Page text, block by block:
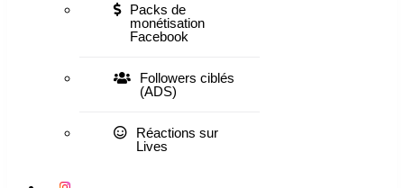
Packs de
monétisation
Facebook
Followers ciblés
(ADS)
Réactions sur
Lives